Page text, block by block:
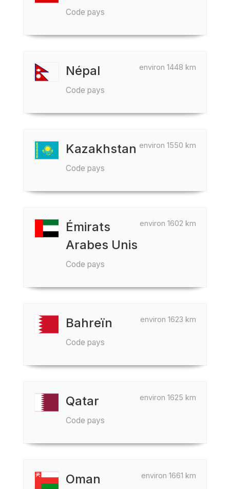
Code pays
environ 1448 km
Népal
Code pays
environ 1550 km
Kazakhstan
Code pays
environ 1602 km
Émirats
Arabes Unis
Code pays
environ 1623 km
Bahreïn
Code pays
environ 1625 km
Qatar
Code pays
environ 1661 km
Oman